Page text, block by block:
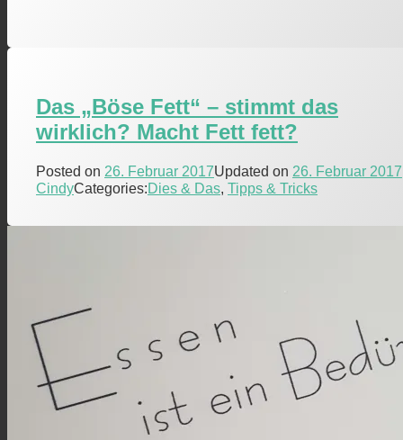
Das „Böse Fett“ – stimmt das
wirklich? Macht Fett fett?
Posted on 26. Februar 2017Updated on 26. Februar 2017
CindyCategories:Dies & Das, Tipps & Tricks